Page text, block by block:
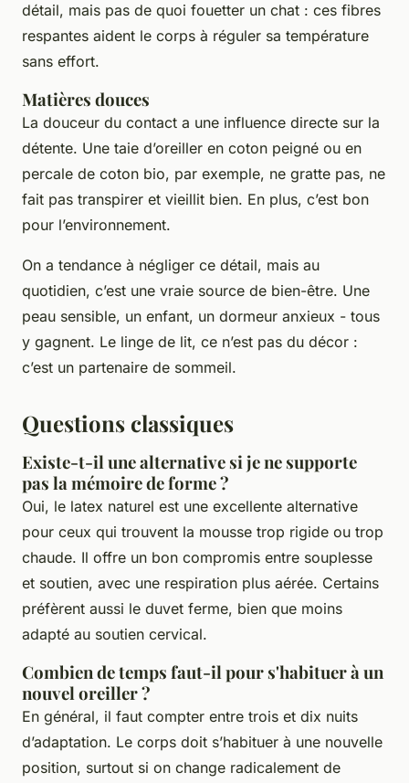
détail, mais pas de quoi fouetter un chat : ces fibres
respantes aident le corps à réguler sa température
sans effort.
Matières douces
La douceur du contact a une influence directe sur la
détente. Une taie d’oreiller en coton peigné ou en
percale de coton bio, par exemple, ne gratte pas, ne
fait pas transpirer et vieillit bien. En plus, c’est bon
pour l’environnement.
On a tendance à négliger ce détail, mais au
quotidien, c’est une vraie source de bien-être. Une
peau sensible, un enfant, un dormeur anxieux - tous
y gagnent. Le linge de lit, ce n’est pas du décor :
c’est un partenaire de sommeil.
Questions classiques
Existe-t-il une alternative si je ne supporte
pas la mémoire de forme ?
Oui, le latex naturel est une excellente alternative
pour ceux qui trouvent la mousse trop rigide ou trop
chaude. Il offre un bon compromis entre souplesse
et soutien, avec une respiration plus aérée. Certains
préfèrent aussi le duvet ferme, bien que moins
adapté au soutien cervical.
Combien de temps faut-il pour s'habituer à un
nouvel oreiller ?
En général, il faut compter entre trois et dix nuits
d’adaptation. Le corps doit s’habituer à une nouvelle
position, surtout si on change radicalement de